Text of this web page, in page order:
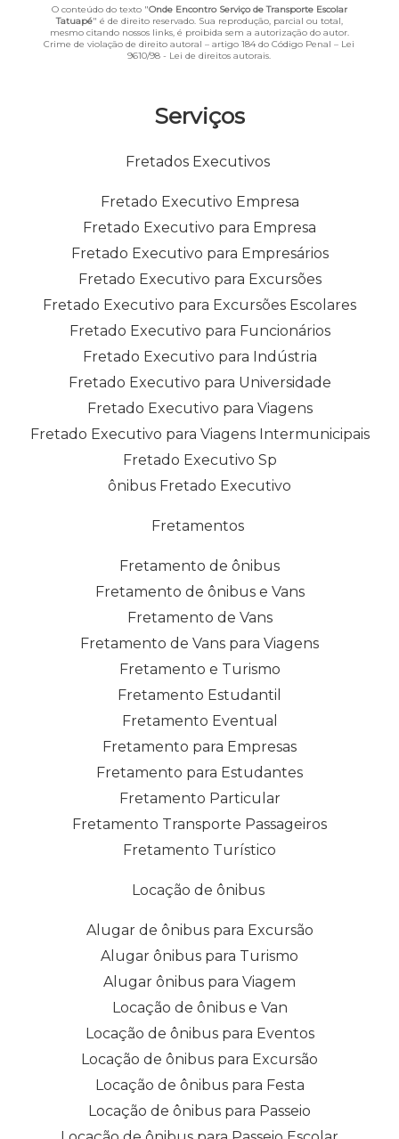
Serviços
Fretados Executivos
Fretado Executivo Empresa
Fretado Executivo para Empresa
Fretado Executivo para Empresários
Fretado Executivo para Excursões
Fretado Executivo para Excursões Escolares
Fretado Executivo para Funcionários
Fretado Executivo para Indústria
Fretado Executivo para Universidade
Fretado Executivo para Viagens
Fretado Executivo para Viagens Intermunicipais
Fretado Executivo Sp
ônibus Fretado Executivo
Fretamentos
Fretamento de ônibus
Fretamento de ônibus e Vans
Fretamento de Vans
Fretamento de Vans para Viagens
Fretamento e Turismo
Fretamento Estudantil
Fretamento Eventual
Fretamento para Empresas
Fretamento para Estudantes
Fretamento Particular
Fretamento Transporte Passageiros
Fretamento Turístico
Locação de ônibus
Alugar de ônibus para Excursão
Alugar ônibus para Turismo
Alugar ônibus para Viagem
Locação de ônibus e Van
Locação de ônibus para Eventos
Locação de ônibus para Excursão
Locação de ônibus para Festa
Locação de ônibus para Passeio
O conteúdo do texto "Onde Encontro Serviço de Transporte Escolar
Tatuapé" é de direito reservado. Sua reprodução, parcial ou total,
mesmo citando nossos links, é proibida sem a autorização do autor.
Crime de violação de direito autoral – artigo 184 do Código Penal – Lei
9610/98 - Lei de direitos autorais.